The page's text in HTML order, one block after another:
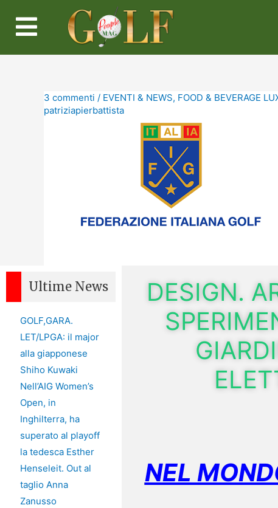
3 commenti / EVENTI & NEWS, FOOD & BEVERAGE
patriziapierbattista
Ultime News
GOLF,GARA.
LET/LPGA: il major
alla giapponese
Shiho Kuwaki
Nell’AIG Women’s
Open, in
Inghilterra, ha
superato al playoff
la tedesca Esther
Henseleit. Out al
taglio Anna
Zanusso
DESIGN.
NEL